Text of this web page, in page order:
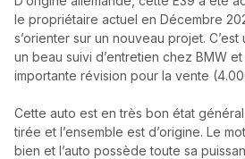
le propriétaire actuel en Décembre
s’orienter sur un nouveau projet.
un beau suivi d’entretien chez BMW et
importante révision pour la vente
Cette auto est en très bon état
tirée et l’ensemble est d’origine. Le
bien et l’auto possède toute sa